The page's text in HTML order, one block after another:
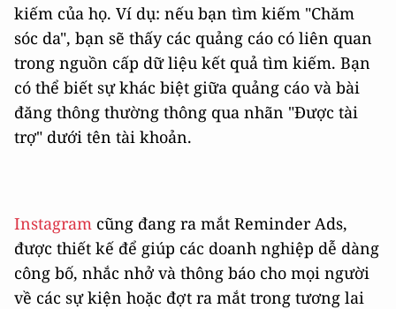
kiếm của họ. Ví dụ: nếu bạn tìm kiếm "Chăm
sóc da", bạn sẽ thấy các quảng cáo có liên quan
trong nguồn cấp dữ liệu kết quả tìm kiếm. Bạn
có thể biết sự khác biệt giữa quảng cáo và bài
đăng thông thường thông qua nhãn "Được tài
trợ" dưới tên tài khoản.
Instagram cũng đang ra mắt Reminder Ads,
được thiết kế để giúp các doanh nghiệp dễ dàng
công bố, nhắc nhở và thông báo cho mọi người
về các sự kiện hoặc đợt ra mắt trong tương lai